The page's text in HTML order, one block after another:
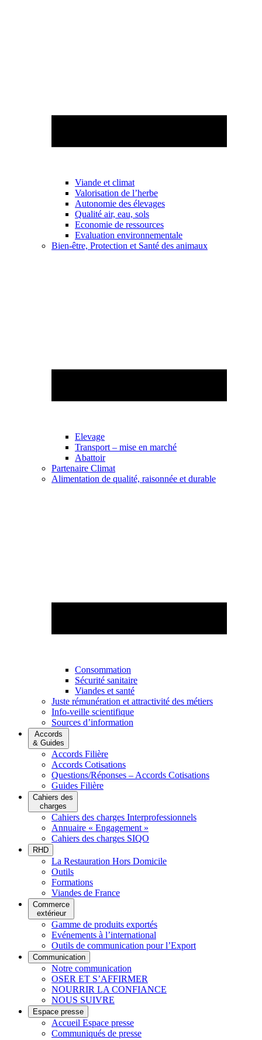
Viande et climat
Valorisation de l’herbe
Autonomie des élevages
Qualité air, eau, sols
Economie de ressources
Evaluation environnementale
Bien-être, Protection et Santé des animaux
Elevage
Transport – mise en marché
Abattoir
Partenaire Climat
Alimentation de qualité, raisonnée et durable
Consommation
Sécurité sanitaire
Viandes et santé
Juste rémunération et attractivité des métiers
Info-veille scientifique
Sources d’information
Accords
& Guides
Accords Filière
Accords Cotisations
Questions/Réponses – Accords Cotisations
Guides Filière
Cahiers des
charges
Cahiers des charges Interprofessionnels
Annuaire « Engagement »
Cahiers des charges SIQO
RHD
La Restauration Hors Domicile
Outils
Formations
Viandes de France
Commerce
extérieur
Gamme de produits exportés
Evénements à l’international
Outils de communication pour l’Export
Communication
Notre communication
OSER ET S’AFFIRMER
NOURRIR LA CONFIANCE
NOUS SUIVRE
Espace presse
Accueil Espace presse
Communiqués de presse